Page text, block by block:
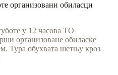
организовани обиласци
у 12 часова ТО
организоване обиласке
Тура обухвата шетњу кроз